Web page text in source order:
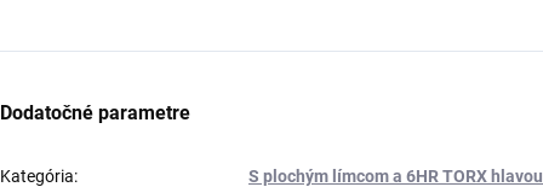
Dodatočné parametre
Kategória: S plochým límcom a 6HR TORX hlavou